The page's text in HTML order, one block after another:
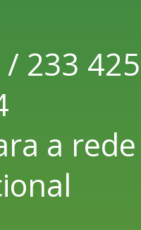
233 425
a rede